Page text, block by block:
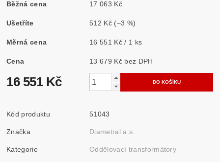
Běžná cena 17 063 Kč
Ušetříte 512 Kč (–3 %)
Měrná cena 16 551 Kč / 1 ks
Cena 13 679 Kč bez DPH
16 551 Kč
Kód produktu 51043
Značka Diametral a.s.
Kategorie Oddělovací transformátory